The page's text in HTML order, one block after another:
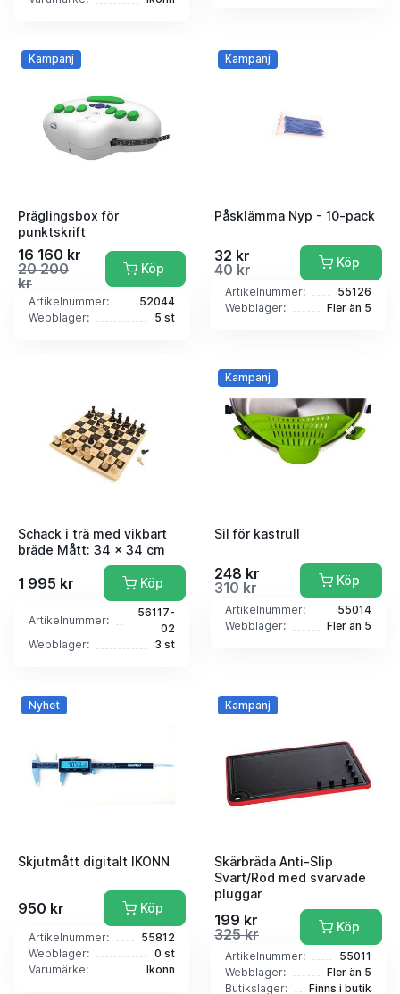
Kampanj
Präglingsbox för
punktskrift
16 160 kr
20 200
kr
Köp
Artikelnummer:
52044
Webblager:
5 st
Kampanj
Påsklämma Nyp - 10-pack
32 kr
40 kr
Köp
Artikelnummer:
55126
Webblager:
Fler än 5
Schack i trä med vikbart
bräde Mått: 34 x 34 cm
1 995 kr Köp
Artikelnummer:
56117-
02
Webblager:
3 st
Kampanj
Sil för kastrull
248 kr
310 kr
Köp
Artikelnummer:
55014
Webblager:
Fler än 5
Nyhet
Skjutmått digitalt IKONN
950 kr Köp
Artikelnummer:
55812
Webblager:
0 st
Varumärke:
Ikonn
Kampanj
Skärbräda Anti-Slip
Svart/Röd med svarvade
pluggar
199 kr
325 kr
Köp
Artikelnummer:
55011
Webblager:
Fler än 5
Butikslager:
Finns i butik